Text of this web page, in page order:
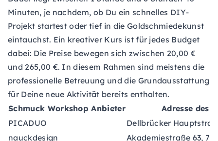
Minuten, je nachdem, ob Du ein schnelles DIY-
Projekt startest oder tief in die Goldschmiedekunst
eintauchst. Ein kreativer Kurs ist für jedes Budget
dabei: Die Preise bewegen sich zwischen 20,00 €
und 265,00 €. In diesem Rahmen sind meistens die
professionelle Betreuung und die Grundausstattung
für Deine neue Aktivität bereits enthalten.
Schmuck Workshop Anbieter
Adresse des
PICADUO
Dellbrücker
nauckdesign
Akademiestraße 63,